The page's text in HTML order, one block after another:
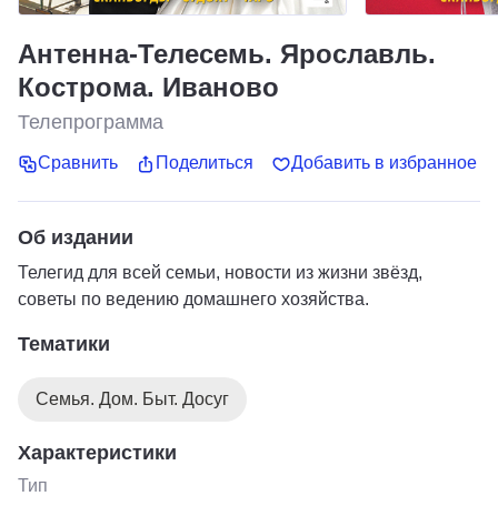
Антенна-Телесемь. Ярославль.
Кострома. Иваново
Телепрограмма
Сравнить Поделиться Добавить в избранное
Об издании
Телегид для всей семьи, новости из жизни звёзд,
советы по ведению домашнего хозяйства.
Тематики
Семья. Дом. Быт. Досуг
Характеристики
Тип